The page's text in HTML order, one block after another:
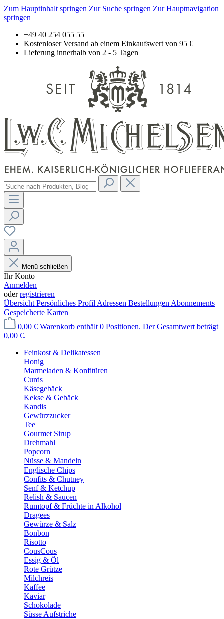
Zum Hauptinhalt springen Zur Suche springen Zur Hauptnavigation
springen
+49 40 254 055 55
Kostenloser Versand ab einem Einkaufswert von 95 €
Lieferung innerhalb von 2 - 5 Tagen
Menü schließen
Ihr Konto
Anmelden
oderregistrieren
Übersicht Persönliches Profil Adressen Bestellungen Abonnements
Gespeicherte Karten
0,00 € Warenkorb enthält 0 Positionen. Der Gesamtwert beträgt
0,00 €.
Feinkost & Delikatessen
Honig
Marmeladen & Konfitüren
Curds
Käsegebäck
Kekse & Gebäck
Kandis
Gewürzzucker
Tee
Gourmet Sirup
Drehmahl
Popcorn
Nüsse & Mandeln
Englische Chips
Confits & Chutney
Senf & Ketchup
Relish & Saucen
Rumtopf & Früchte in Alkohol
Dragees
Gewürze & Salz
Bonbon
Risotto
CousCous
Essig & Öl
Rote Grütze
Milchreis
Kaffee
Kaviar
Schokolade
Süsse Aufstriche